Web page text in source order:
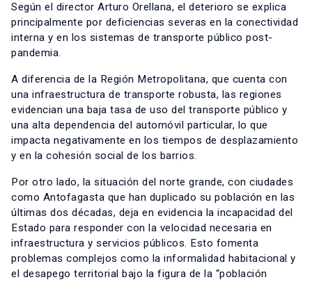
Según el director Arturo Orellana, el deterioro se explica
principalmente por deficiencias severas en la conectividad
interna y en los sistemas de transporte público post-
pandemia.
A diferencia de la Región Metropolitana, que cuenta con
una infraestructura de transporte robusta, las regiones
evidencian una baja tasa de uso del transporte público y
una alta dependencia del automóvil particular, lo que
impacta negativamente en los tiempos de desplazamiento
y en la cohesión social de los barrios.
Por otro lado, la situación del norte grande, con ciudades
como Antofagasta que han duplicado su población en las
últimas dos décadas, deja en evidencia la incapacidad del
Estado para responder con la velocidad necesaria en
infraestructura y servicios públicos. Esto fomenta
problemas complejos como la informalidad habitacional y
el desapego territorial bajo la figura de la “población